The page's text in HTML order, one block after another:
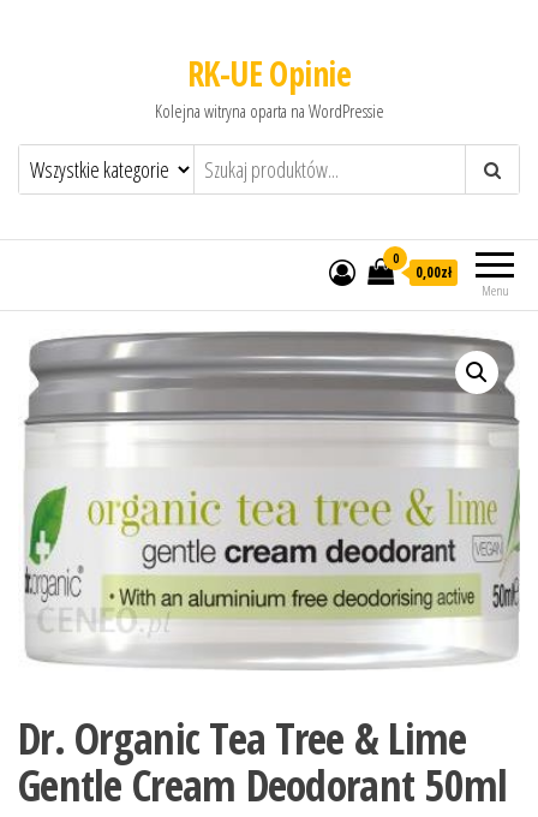
RK-UE Opinie
Kolejna witryna oparta na WordPressie
Menu
0
0,00zł
Dr. Organic Tea Tree & Lime
Gentle Cream Deodorant 50ml